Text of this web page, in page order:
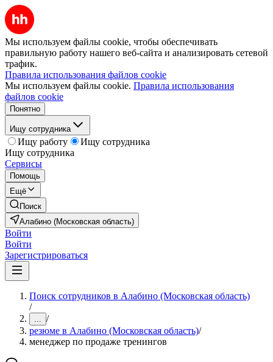
Мы используем файлы cookie, чтобы обеспечивать
правильную работу нашего веб-сайта и анализировать сетевой
трафик.
Правила использования файлов cookie
Мы используем файлы cookie. Правила использования
файлов cookie
Понятно
Ищу сотрудника
Ищу работу
Ищу сотрудника
Ищу сотрудника
Сервисы
Помощь
Ещё
Поиск
Алабино (Московская область)
Войти
Войти
Зарегистрироваться
Поиск сотрудников в Алабино (Московская область)
/
... /
резюме в Алабино (Московская область)/
менеджер по продаже тренингов